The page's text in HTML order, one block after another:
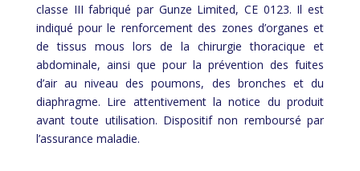
classe III fabriqué par Gunze Limited, CE 0123. Il est
indiqué pour le renforcement des zones d’organes et
de tissus mous lors de la chirurgie thoracique et
abdominale, ainsi que pour la prévention des fuites
d’air au niveau des poumons, des bronches et du
diaphragme. Lire attentivement la notice du produit
avant toute utilisation. Dispositif non remboursé par
l’assurance maladie.